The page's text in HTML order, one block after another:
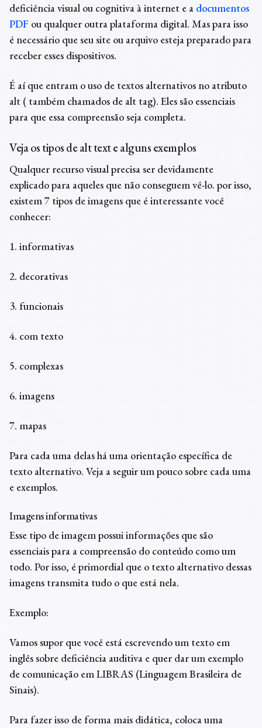
deficiência visual ou cognitiva à internet e a documentos
PDF ou qualquer outra plataforma digital. Mas para isso
é necessário que seu site ou arquivo esteja preparado para
receber esses dispositivos.
É aí que entram o uso de textos alternativos no atributo
alt ( também chamados de alt tag). Eles são essenciais
para que essa compreensão seja completa.
Veja os tipos dealt texte alguns exemplos
Qualquer recurso visual precisa ser devidamente
explicado para aqueles que não conseguem vê-lo. por isso,
existem 7 tipos de imagens que é interessante você
conhecer:
1. informativas
2. decorativas
3. funcionais
4. com texto
5. complexas
6. imagens
7. mapas
Para cada uma delas há uma orientação específica de
texto alternativo. Veja a seguir um pouco sobre cada uma
e exemplos.
Imagens informativas
Esse tipo de imagem possui informações que são
essenciais para a compreensão do conteúdo como um
todo. Por isso, é primordial que o texto alternativo dessas
imagens transmita tudo o que está nela.
Exemplo:
Vamos supor que você está escrevendo um texto em
inglês sobre deficiência auditiva e quer dar um exemplo
de comunicação em LIBRAS (Linguagem Brasileira de
Sinais).
Para fazer isso de forma mais didática, coloca uma